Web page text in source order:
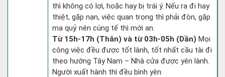
thì không có lợi, hoặc hay bị trái ý. Nếu ra đi hay
thiệt, gặp nạn, việc quan trọng thì phải đòn, gặp
ma quỷ nên cúng tế thì mới an.
Từ 15h-17h (Thân) và từ 03h-05h (Dần) Mọi
công việc đều được tốt lành, tốt nhất cầu tài đi
theo hướng Tây Nam – Nhà cửa được yên lành.
Người xuất hành thì đều bình yên.